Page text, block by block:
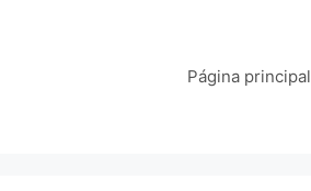
Página principal